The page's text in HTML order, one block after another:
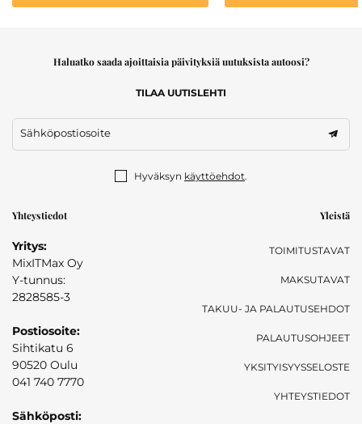
Haluatko saada ajoittaisia päivityksiä uutuksista autoosi?
TILAA UUTISLEHTI
Sähköpostiosoite
Hyväksyn käyttöehdot.
Yhteystiedot
Yritys:
MixITMax Oy
Y-tunnus:
2828585-3
Postiosoite:
Sihtikatu 6
90520 Oulu
041 740 7770
Sähköposti:
Yleistä
TOIMITUSTAVAT
MAKSUTAVAT
TAKUU- JA PALAUTUSEHDOT
PALAUTUSOHJEET
YKSITYISYYSSELOSTE
YHTEYSTIEDOT